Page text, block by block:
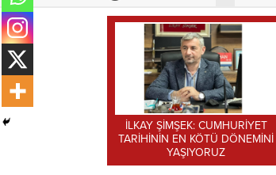
CUMHURİYET
BASTIĞIN YERİ TANI